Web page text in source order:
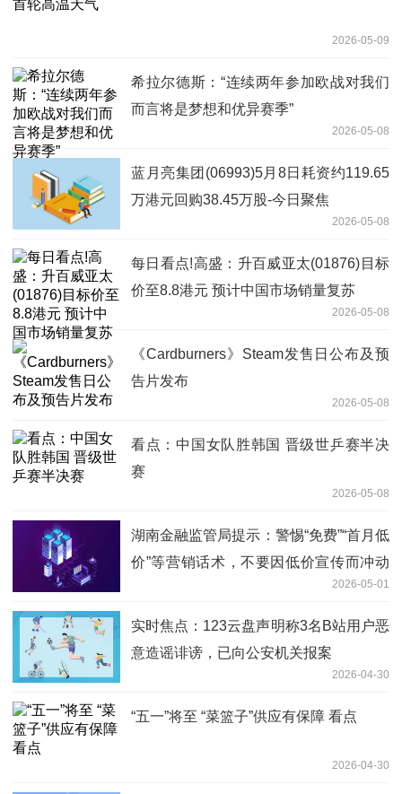
2026-05-09
希拉尔德斯：“连续两年参加欧战对我们
而言将是梦想和优异赛季”
2026-05-08
蓝月亮集团(06993)5月8日耗资约119.65
万港元回购38.45万股-今日聚焦
2026-05-08
每日看点!高盛：升百威亚太(01876)目标
价至8.8港元 预计中国市场销量复苏
2026-05-08
《Cardburners》Steam发售日公布及预
告片发布
2026-05-08
看点：中国女队胜韩国 晋级世乒赛半决
赛
2026-05-08
湖南金融监管局提示：警惕“免费”“首月低
价”等营销话术，不要因低价宣传而冲动
2026-05-01
实时焦点：123云盘声明称3名B站用户恶
意造谣诽谤，已向公安机关报案
2026-04-30
“五一”将至 “菜篮子”供应有保障 看点
2026-04-30